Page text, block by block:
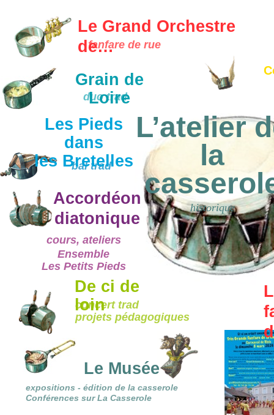
expositions - édition de la casserole
Conférences sur La Casserole
cours, ateliers
Ensemble
Les Petits Pieds
fanfare de rue
L’atelier
la
historique
bal trad
Le Grand Orchestre
de…
De ci de
loin
Les Pieds
dans
les Bretelles
Le Musée
Accordéon
diatonique
concert trad
projets pédagogiques
Grain de
Loire
duo trad